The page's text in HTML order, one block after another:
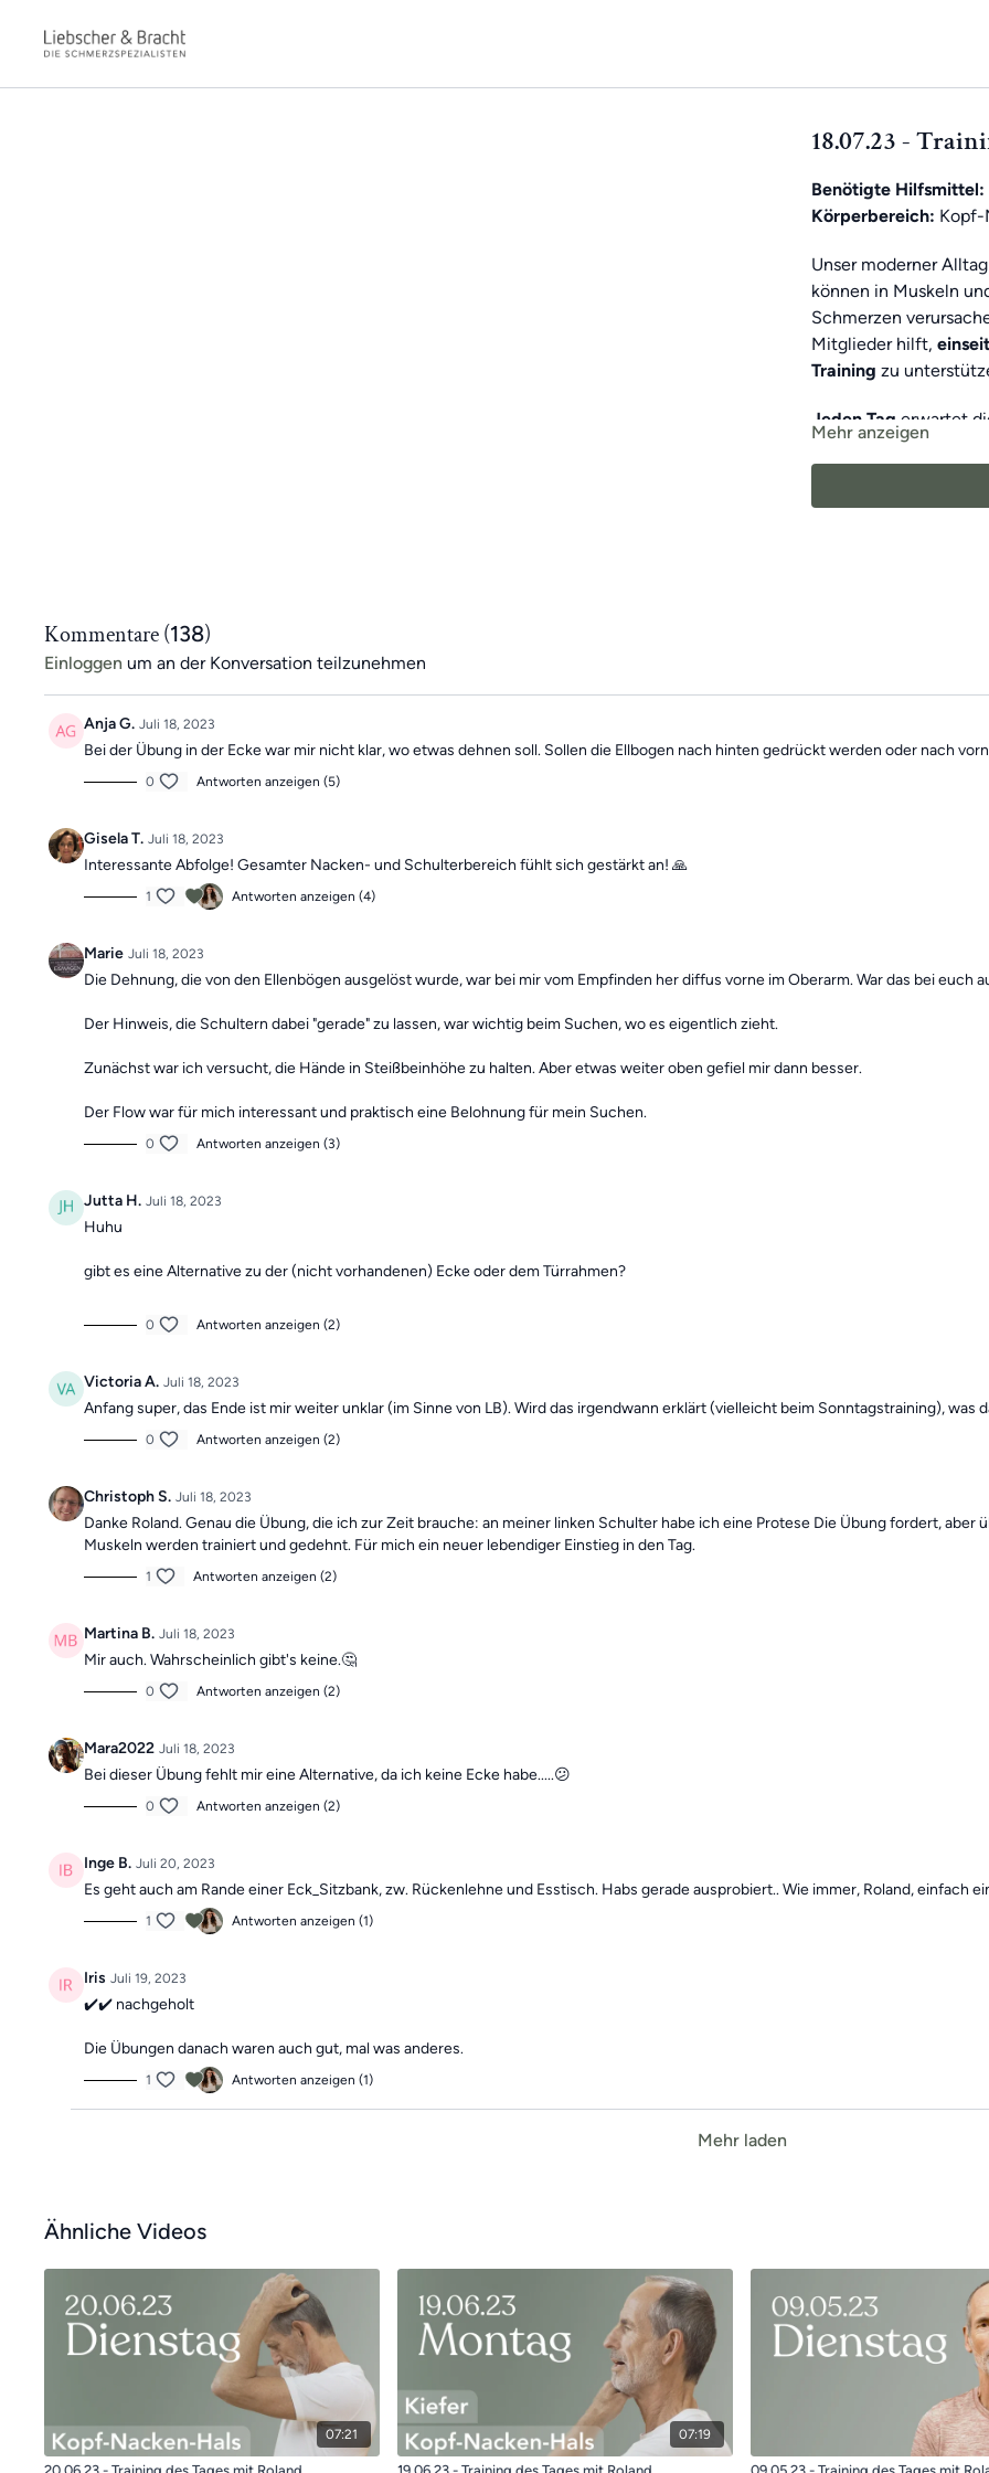
18.07.23 -
Benötigte Hilfsmittel:
Körperbereich: Kopf-
Unser moderner
können in Muskeln
Schmerzen
Mitglieder hilft,
Training zu
Jeden Tag erwartet
AlsWochen-Highlight
motiviert zu halten!
Trainings des Tages”
Mehr anzeigen
Kommentare (138)
Einloggen um an der Konversation teilzunehmen
Anja G. Juli 18, 2023
Bei der Übung in der Ecke war mir nicht klar, wo etwas dehnen soll. Sollen die Ellbogen nach hinten gedrückt werden oder nach
0 Antworten anzeigen (5)
Gisela T. Juli 18, 2023
Interessante Abfolge! Gesamter Nacken- und Schulterbereich fühlt sich gestärkt an! 🙏
1 Antworten anzeigen (4)
Marie Juli 18, 2023
Die Dehnung, die von den Ellenbögen ausgelöst wurde, war bei mir vom Empfinden her diffus vorne im Oberarm. War das bei euch
Der Hinweis, die Schultern dabei "gerade" zu lassen, war wichtig beim Suchen, wo es eigentlich zieht.
Zunächst war ich versucht, die Hände in Steißbeinhöhe zu halten. Aber etwas weiter oben gefiel mir dann besser.
Der Flow war für mich interessant und praktisch eine Belohnung für mein Suchen.
0 Antworten anzeigen (3)
Jutta H. Juli 18, 2023
Huhu
gibt es eine Alternative zu der (nicht vorhandenen) Ecke oder dem Türrahmen?
0 Antworten anzeigen (2)
Victoria A. Juli 18, 2023
Anfang super, das Ende ist mir weiter unklar (im Sinne von LB). Wird das irgendwann erklärt (vielleicht beim Sonntagstraining), was
0 Antworten anzeigen (2)
Christoph S. Juli 18, 2023
Danke Roland. Genau die Übung, die ich zur Zeit brauche: an meiner linken Schulter habe ich eine Protese Die Übung fordert,
Muskeln werden trainiert und gedehnt. Für mich ein neuer lebendiger Einstieg in den Tag.
1 Antworten anzeigen (2)
Martina B. Juli 18, 2023
Mir auch. Wahrscheinlich gibt's keine.🤔
0 Antworten anzeigen (2)
Mara2022 Juli 18, 2023
Bei dieser Übung fehlt mir eine Alternative, da ich keine Ecke habe.....😕
0 Antworten anzeigen (2)
Inge B. Juli 20, 2023
Es geht auch am Rande einer Eck_Sitzbank, zw. Rückenlehne und Esstisch. Habs gerade ausprobiert.. Wie immer, Roland, einfach
1 Antworten anzeigen (1)
Iris Juli 19, 2023
✔️✔️ nachgeholt
Die Übungen danach waren auch gut, mal was anderes.
1 Antworten anzeigen (1)
Mehr laden
Ähnliche Videos
07:21 07:19